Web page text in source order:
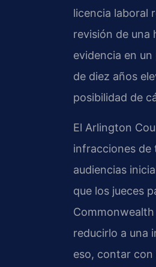
licencia laboral
revisión de una
evidencia en
de diez años
posibilidad de
El Arlington
infracciones de
audiencias
que los jueces
reducirlo a una
eso, contar con